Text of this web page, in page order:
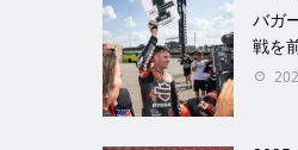
バガ
戦を